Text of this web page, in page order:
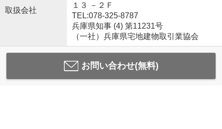
取扱会社
１３ －２Ｆ
TEL:078-325-8787
兵庫県知事 (4) 第11231号
（一社）兵庫県宅地建物取引業協会
お問い合わせ(無料)